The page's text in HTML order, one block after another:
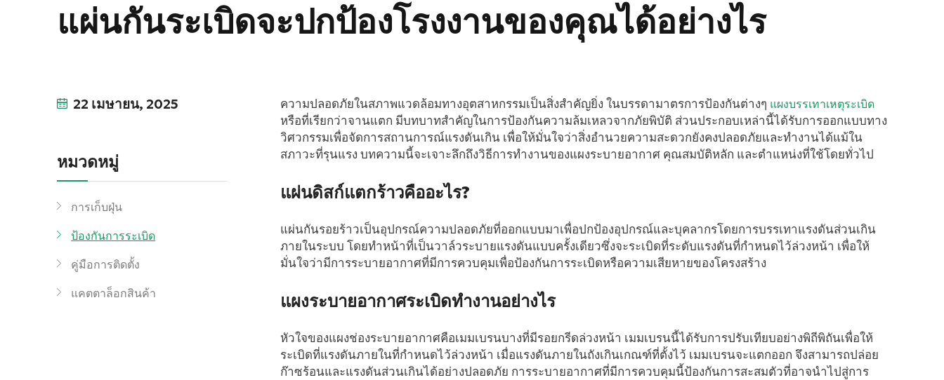
แผ่นกันระเบิดจะปกป้องโรงงานของคุณได้อย่างไร
22 เมษายน, 2025
หมวดหมู่
การเก็บฝุ่น
ป้องกันการระเบิด
คู่มือการติดตั้ง
แคตตาล็อกสินค้า
ความปลอดภัยในสภาพแวดล้อมทางอุตสาหกรรมเป็นสิ่งสำคัญยิ่ง ในบรรดามาตรการป้องกันต่างๆ แผงบรรเทาเหตุระเบิด
หรือที่เรียกว่าจานแตก มีบทบาทสำคัญในการป้องกันความล้มเหลวจากภัยพิบัติ ส่วนประกอบเหล่านี้ได้รับการออกแบบทาง
วิศวกรรมเพื่อจัดการสถานการณ์แรงดันเกิน เพื่อให้มั่นใจว่าสิ่งอำนวยความสะดวกยังคงปลอดภัยและทำงานได้แม้ใน
สภาวะที่รุนแรง บทความนี้จะเจาะลึกถึงวิธีการทำงานของแผงระบายอากาศ คุณสมบัติหลัก และตำแหน่งที่ใช้โดยทั่วไป
แผ่นดิสก์แตกร้าวคืออะไร?
แผ่นกันรอยร้าวเป็นอุปกรณ์ความปลอดภัยที่ออกแบบมาเพื่อปกป้องอุปกรณ์และบุคลากรโดยการบรรเทาแรงดันส่วนเกิน
ภายในระบบ โดยทำหน้าที่เป็นวาล์วระบายแรงดันแบบครั้งเดียวซึ่งจะระเบิดที่ระดับแรงดันที่กำหนดไว้ล่วงหน้า เพื่อให้
มั่นใจว่ามีการระบายอากาศที่มีการควบคุมเพื่อป้องกันการระเบิดหรือความเสียหายของโครงสร้าง
แผงระบายอากาศระเบิดทำงานอย่างไร
หัวใจของแผงช่องระบายอากาศคือเมมเบรนบางที่มีรอยกรีดล่วงหน้า เมมเบรนนี้ได้รับการปรับเทียบอย่างพิถีพิถันเพื่อให้
ระเบิดที่แรงดันภายในที่กำหนดไว้ล่วงหน้า เมื่อแรงดันภายในถังเกินเกณฑ์ที่ตั้งไว้ เมมเบรนจะแตกออก จึงสามารถปล่อย
ก๊าซร้อนและแรงดันส่วนเกินได้อย่างปลอดภัย การระบายอากาศที่มีการควบคุมนี้ป้องกันการสะสมตัวที่อาจนำไปสู่การ